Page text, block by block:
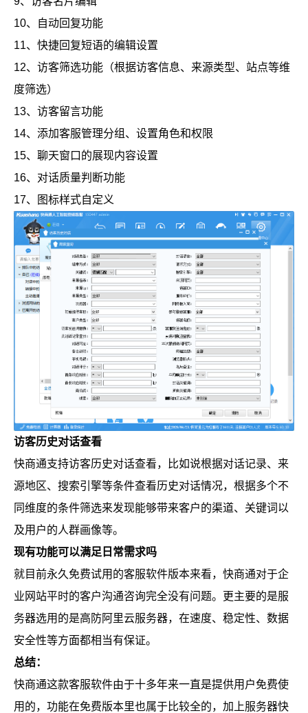
10、自动回复功能
11、快捷回复短语的编辑设置
12、访客筛选功能（根据访客信息、来源类型、站点等维
度筛选）
13、访客留言功能
14、添加客服管理分组、设置角色和权限
15、聊天窗口的展现内容设置
16、对话质量判断功能
17、图标样式自定义
访客历史对话查看
快商通支持访客历史对话查看，比如说根据对话记录、来
源地区、搜索引擎等条件查看历史对话情况，根据多个不
同维度的条件筛选来发现能够带来客户的渠道、关键词以
及用户的人群画像等。
现有功能可以满足日常需求吗
就目前永久免费试用的客服软件版本来看，快商通对于企
业网站平时的客户沟通咨询完全没有问题。更主要的是服
务器选用的是高防阿里云服务器，在速度、稳定性、数据
安全性等方面都相当有保证。
总结：
快商通这款客服软件由于十多年来一直是提供用户免费使
用的，功能在免费版本里也属于比较全的，加上服务器快